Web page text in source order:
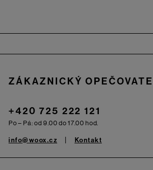
ZÁKAZNICKÝ
+420 725 222 121
Po – Pá: od 9.00 do 17.00 hod.
info@woox.cz Kontakt